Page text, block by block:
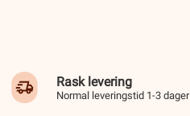
Rask levering
Normal leveringstid 1-3 dager